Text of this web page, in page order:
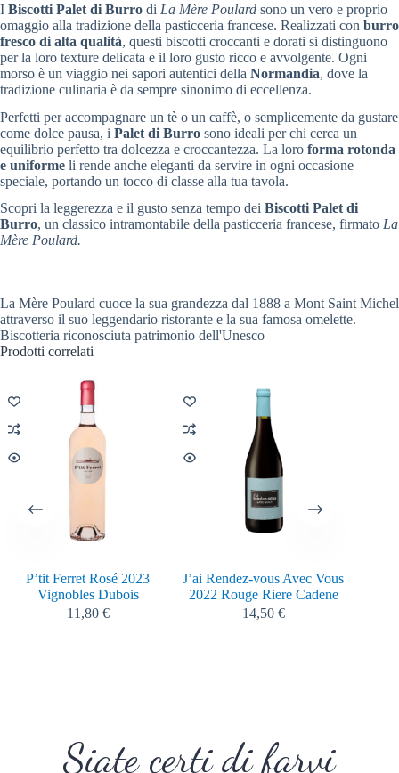
I Biscotti Palet di Burro di La Mère Poulard sono un vero e proprio
omaggio alla tradizione della pasticceria francese. Realizzati con burro
fresco di alta qualità, questi biscotti croccanti e dorati si distinguono
per la loro texture delicata e il loro gusto ricco e avvolgente. Ogni
morso è un viaggio nei sapori autentici della Normandia, dove la
tradizione culinaria è da sempre sinonimo di eccellenza.
Perfetti per accompagnare un tè o un caffè, o semplicemente da gustare
come dolce pausa, i Palet di Burro sono ideali per chi cerca un
equilibrio perfetto tra dolcezza e croccantezza. La loro forma rotonda
e uniforme li rende anche eleganti da servire in ogni occasione
speciale, portando un tocco di classe alla tua tavola.
Scopri la leggerezza e il gusto senza tempo dei Biscotti Palet di
Burro, un classico intramontabile della pasticceria francese, firmato La
Mère Poulard.
La Mère Poulard cuoce la sua grandezza dal 1888 a Mont Saint Michel
attraverso il suo leggendario ristorante e la sua famosa omelette.
Biscotteria riconosciuta patrimonio dell'Unesco
Prodotti correlati
P’tit Ferret Rosé 2023
Vignobles Dubois
11,80 €
J’ai Rendez-vous Avec Vous
2022 Rouge Riere Cadene
14,50 €
Siate certi di farvi